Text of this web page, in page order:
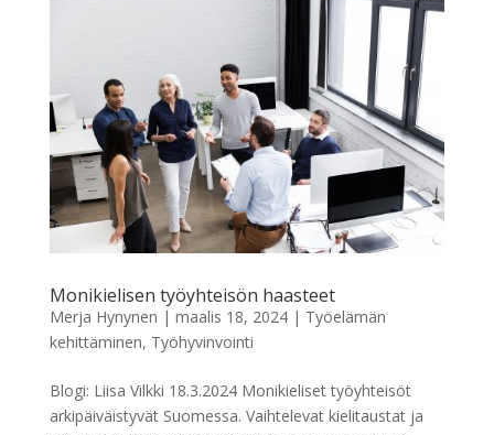
Monikielisen työyhteisön haasteet
Merja Hynynen | maalis 18, 2024| Työelämän
kehittäminen, Työhyvinvointi
Blogi: Liisa Vilkki 18.3.2024 Monikieliset työyhteisöt
arkipäiväistyvät Suomessa. Vaihtelevat kielitaustat ja